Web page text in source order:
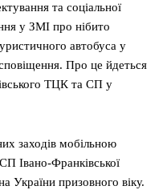
та соціальної
у ЗМІ про нібито
автобуса у
Про це йдеться
ТЦК та СП у
заходів мобільною
Івано-Франківської
України призовного віку.